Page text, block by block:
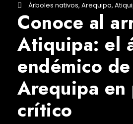
Árboles nativos, Arequipa,
Conoce al
Atiquipa: el
endémico de
Arequipa
crítico